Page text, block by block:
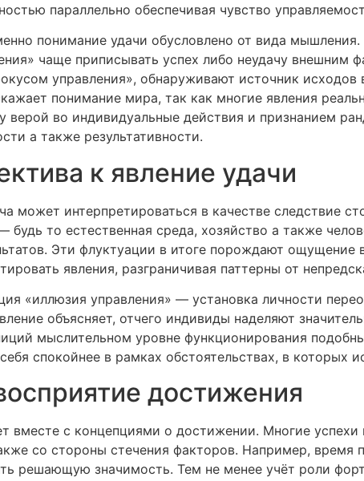
параллельно обеспечивая чувство
понимание удачи обусловлено от вида
чаще приписывать успех либо неудачу внешним
управления», обнаруживают источник исходов
понимание мира, так как многие явления
верой во индивидуальные действия и признанием
а также результативности.
к явление удачи
может интерпретироваться в качестве следствие
будь то естественная среда, хозяйство а также
Эти флуктуации в итоге порождают ощущение
явления, разграничивая паттерны от
«иллюзия управления» — установка личности
объясняет, отчего индивиды наделяют
мыслительном уровне функционирования
спокойнее в рамках обстоятельствах, в которых
достижения
вместе с концепциями о достижении. Многие успехи
со стороны стечения факторов. Например, время
решающую значимость. Тем не менее учёт роли